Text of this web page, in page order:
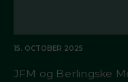
15. OCTOBER 2025
JFM og Berlingske